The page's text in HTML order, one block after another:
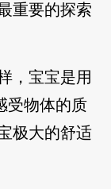
重要的探索
，宝宝是用
受物体的质
极大的舒适